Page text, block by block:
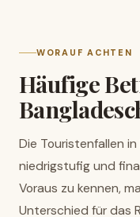
WORAUF ACHTEN
Häufige
Die Touristenfallen
niedrigstufig und
Voraus zu kennen,
Unterschied für das